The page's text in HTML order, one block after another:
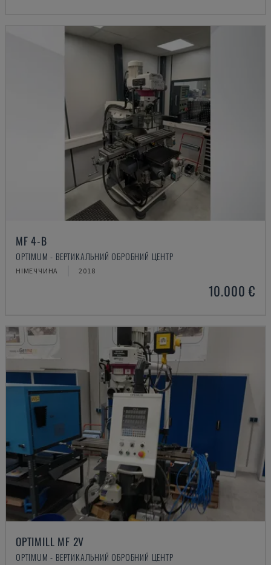
MF 4-B
OPTIMUM - ВЕРТИКАЛЬНИЙ ОБРОБНИЙ ЦЕНТР
НІМЕЧЧИНА 2018
10.000 €
OPTIMILL MF 2V
OPTIMUM - ВЕРТИКАЛЬНИЙ ОБРОБНИЙ ЦЕНТР